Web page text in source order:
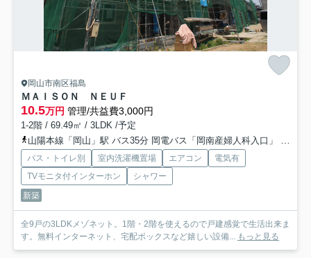
岡山市南区福島
ＭＡＩＳＯＮ ＮＥＵＦ
10.5万円 管理/共益費3,000円
1-2階 / 69.49㎡ / 3LDK /予定
山陽本線「岡山」駅 バス35分 岡電バス「岡南産婦人科入口」 停歩2分
バス・トイレ別 室内洗濯機置場 エアコン
電気有
TVモニタ付インターホン
シャワー
新築
全9戸の3LDKメゾネット。1階・2階を使えるので戸建感覚で生活出来ま
す。無料インターネット、宅配ボックスなど嬉しい設備... もっと見る